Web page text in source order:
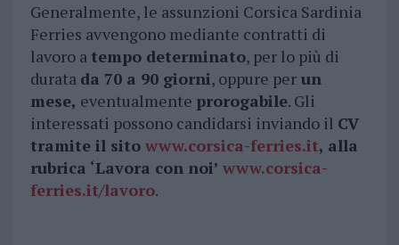
Generalmente, le assunzioni Corsica Sardinia
Ferries avvengono mediante contratti di
lavoro a tempo determinato, per lo più di
durata da 70 a 90 giorni, oppure perun
mese, eventualmente prorogabile. Gli
interessati possono candidarsi inviando il CV
tramite il sito www.corsica-ferries.it, alla
rubrica ‘Lavora con noi’ www.corsica-
ferries.it/lavoro.